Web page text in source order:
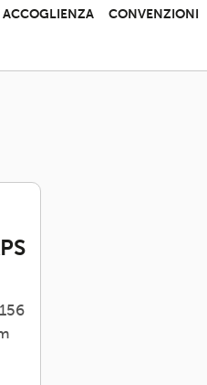
ACCOGLIENZA CONVENZIONI